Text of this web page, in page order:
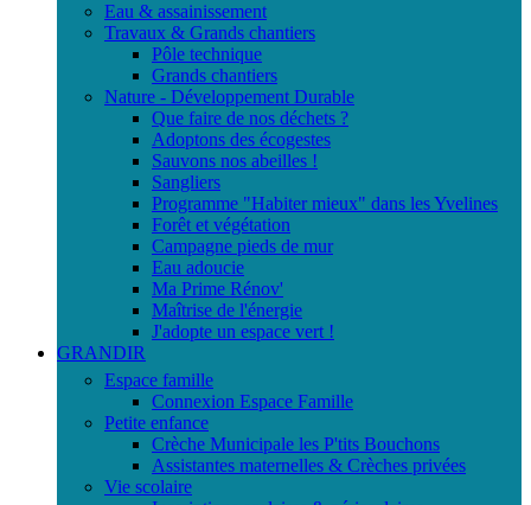
Eau & assainissement
Travaux & Grands chantiers
Pôle technique
Grands chantiers
Nature - Développement Durable
Que faire de nos déchets ?
Adoptons des écogestes
Sauvons nos abeilles !
Sangliers
Programme "Habiter mieux" dans les Yvelines
Forêt et végétation
Campagne pieds de mur
Eau adoucie
Ma Prime Rénov'
Maîtrise de l'énergie
J'adopte un espace vert !
GRANDIR
Espace famille
Connexion Espace Famille
Petite enfance
Crèche Municipale les P'tits Bouchons
Assistantes maternelles & Crèches privées
Vie scolaire